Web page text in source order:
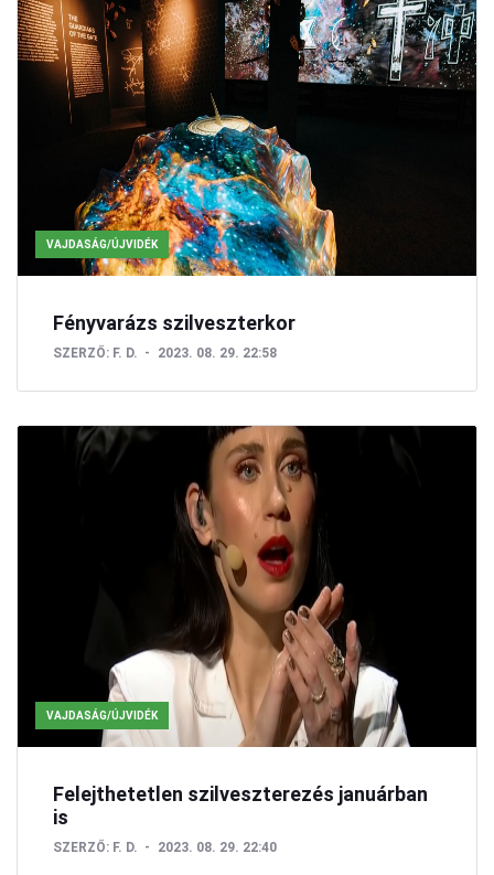
VAJDASÁG/ÚJVIDÉK
Fényvarázs szilveszterkor
SZERZŐ: F. D. 2023. 08. 29. 22:58
VAJDASÁG/ÚJVIDÉK
Felejthetetlen szilveszterezés januárban
is
SZERZŐ: F. D. 2023. 08. 29. 22:40